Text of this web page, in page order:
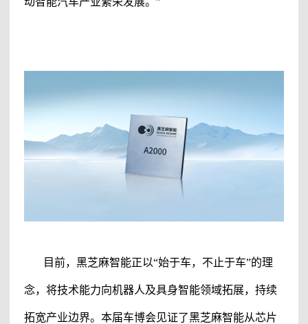
目前，黑芝麻智能正以“始于车，不止于车”的理
念，将技术能力向机器人及具身智能领域拓展，持续
拓宽产业边界。本届车博会见证了黑芝麻智能从芯片